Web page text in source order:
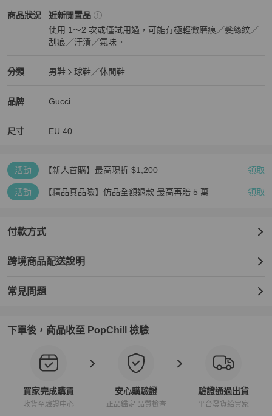
商品狀況
Gucci男鞋 商品狀態與細節
近新閒置品
使用 1～2 次或僅試用過，可能有極輕微磨痕／髮絲紋／
刮痕／汙漬／氣味。
分類
Gucci 分類資訊
男鞋
球鞋／休閒鞋
品牌
Gucci 男鞋品牌介紹
Gucci
Gucci 推薦清單
尺寸 EU 40
活動 【新人首購】最高現折 $1,200 領取
活動 【精品真品險】仿品全額退款 最高再賠 5 萬 領取
付款方式
跨境商品配送說明
常見問題
下單後，商品收至 PopChill 檢驗
買家完成購買
收貨至驗證中心
安心購驗證
正品鑑定 品質檢查
驗證通過出貨
平台發貨給買家